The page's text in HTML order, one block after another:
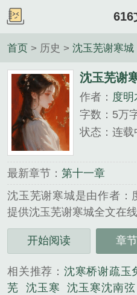
616
首页 > 历史 > 沈玉芜谢寒城
沈玉芜谢
作者： 度明
字数：5万
状态：连载
最新章节： 第十一章
沈玉芜谢寒城是由作者：
提供沈玉芜谢寒城全文在线
三秒记住本站：616文学
《沈玉芜谢寒城》是度明
开始阅读 章
相关推荐： 沈寒桥谢疏玉
芜
沈玉寒 沈玉寒沈南弦